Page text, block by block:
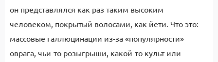
он представлялся как раз таким высоким
человеком, покрытый волосами, как йети. Что это:
массовые галлюцинации из-за «популярности»
оврага, чьи-то розыгрыши, какой-то культ или